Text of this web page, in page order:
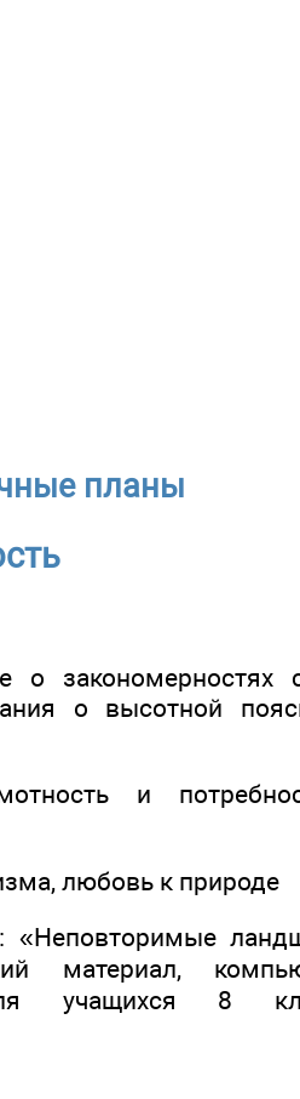
планы
о закономерностях
о высотной
и
любовь к природе
«Неповторимые
материал,
учащихся 8